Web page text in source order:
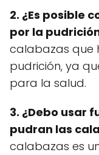
2. ¿Es posible
por la
calabazas que
pudrición, ya
para la salud.
3. ¿Debo usar
pudran las
calabazas es